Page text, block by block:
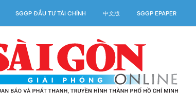
SGGP ĐẦU TƯ TÀI CHÍNH 中文版 SGGP EPAPER